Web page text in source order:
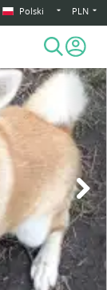
Polski PLN